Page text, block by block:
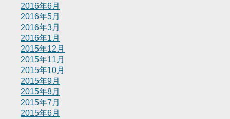
2016年6月
2016年5月
2016年3月
2016年1月
2015年12月
2015年11月
2015年10月
2015年9月
2015年8月
2015年7月
2015年6月